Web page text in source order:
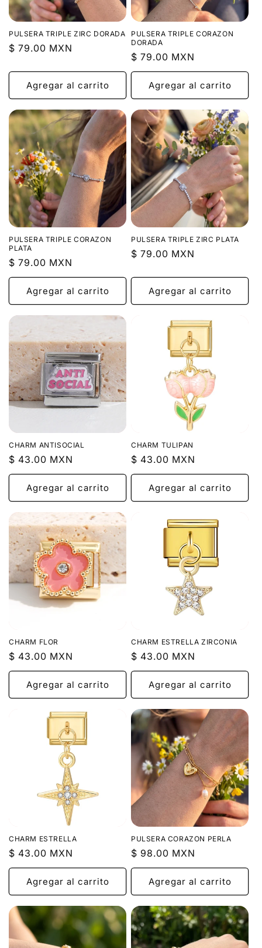
PULSERA TRIPLE ZIRC DORADA
Precio
$ 79.00 MXN
Agregar al carrito
PULSERA TRIPLE CORAZON
DORADA
Precio
habitual
$ 79.00 MXN
Agregar al carrito
PULSERA TRIPLE CORAZON
PLATA
Precio
habitual
$ 79.00 MXN
Agregar al carrito
PULSERA TRIPLE ZIRC PLATA
Precio
$ 79.00 MXN
Agregar al carrito
CHARM ANTISOCIAL
Precio
habitual
$ 43.00 MXN
Agregar al carrito
CHARM TULIPAN
Precio
habitual
$ 43.00 MXN
Agregar al carrito
CHARM FLOR
Precio
habitual
$ 43.00 MXN
Agregar al carrito
CHARM ESTRELLA ZIRCONIA
Precio
habitual
$ 43.00 MXN
Agregar al carrito
CHARM ESTRELLA
Precio
habitual
$ 43.00 MXN
Agregar al carrito
PULSERA CORAZON PERLA
Precio
habitual
$ 98.00 MXN
Agregar al carrito